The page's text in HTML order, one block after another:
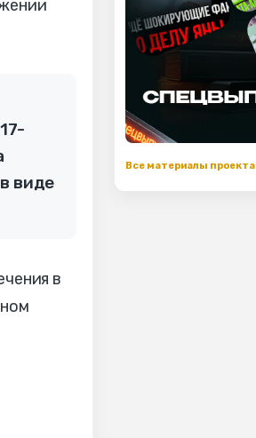
виде
в
Все материалы проекта